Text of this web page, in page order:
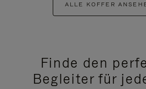
ALLE KOFFER
Finde den
Begleiter für